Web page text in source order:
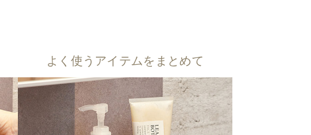
よく使うアイテムをまとめて